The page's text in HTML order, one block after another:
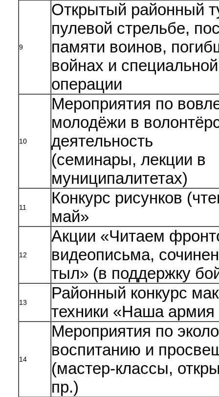
9
Открытый районный
пулевой стрельбе,
памяти воинов,
войнах и
операции
10
Мероприятия по
молодёжи в
деятельность
(семинары, лекции в
муниципалитетах)
11
Конкурс рисунков
май»
12
Акции «Читаем
видеописьма,
тыл» (в поддержку
13
Районный конкурс
техники «Наша
14
Мероприятия по
воспитанию и
(мастер-классы,
пр.)